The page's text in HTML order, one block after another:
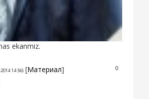
ekanmiz.
0
14:56) [Материал]